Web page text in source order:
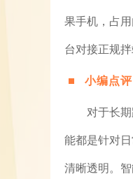
果手机，占
台对接正规
小编点评
对于长
能都是针对
清晰透明。